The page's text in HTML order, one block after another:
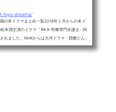
fuyu-dorama/
の冬ドラマまとめ一覧2018年１月からの冬ド
本潤主演のドラマ「99.9-刑事専門弁護士- SE
れました。NHKからは大河ドラマ「西郷どん」
れます。2017年の同クールでは元SMAPの木